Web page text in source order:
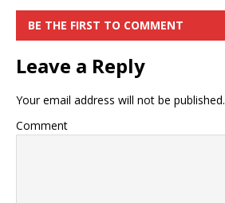
BE THE FIRST TO COMMENT
Leave a Reply
Your email address will not be published.
Comment